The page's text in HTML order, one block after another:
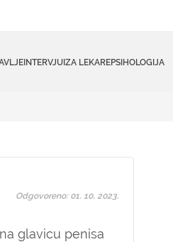
INTERVJUIZA LEKAREPSIHOLOGIJA
glavicu penisa
Odgovoreno: 01. 10. 2023.